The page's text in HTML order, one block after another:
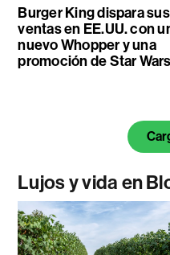
Burger King dispara sus
ventas en EE.UU. con
nuevo Whopper y una
promoción de Star Wars
Lujos y vida en